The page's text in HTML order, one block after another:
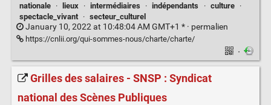
nationale
· lieux · intermédiaires · indépendants · culture
·
spectacle_vivant
· secteur_culturel
January 10, 2022 at 10:48:04 AM GMT+1 * · permalien
https://cnlii.org/qui-sommes-nous/charte/charte/
·
Grilles des salaires - SNSP : Syndicat
national des Scènes Publiques